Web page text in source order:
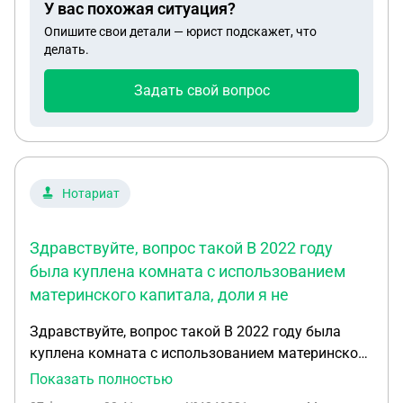
У вас похожая ситуация?
Опишите свои детали — юрист подскажет, что
делать.
Задать свой вопрос
Нотариат
Здравствуйте, вопрос такой В 2022 году
была куплена комната с использованием
материнского капитала, доли я не
Здравствуйте, вопрос такой В 2022 году была
куплена комната с использованием материнского
капитала, доли я не выделяла была
Показать полностью